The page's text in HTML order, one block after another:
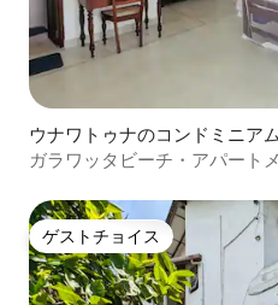
ウナワトゥナのコンドミニア
ガラワッタビーチ・アパート
ゲストチョイス
ゲストチョイス